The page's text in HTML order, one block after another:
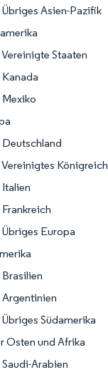
Übriges Asien-Pazifik
Staaten
Mexiko
Deutschland
Vereinigtes Königreich
Italien
Übriges Europa
Argentinien
Südamerika
Osten und Afrika
Arabien